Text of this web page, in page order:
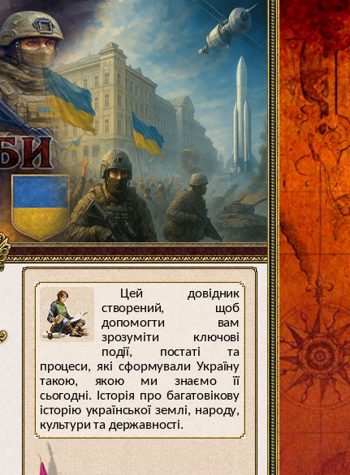
Цей довідник
створений, щоб
допомогти вам
зрозуміти ключові
події, постаті та
процеси, які сформували Україну
такою, якою ми знаємо її
сьогодні. Історія про багатовікову
історію української землі, народу,
культури та державності.